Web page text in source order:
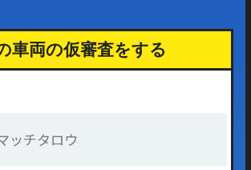
車両の仮審査をする